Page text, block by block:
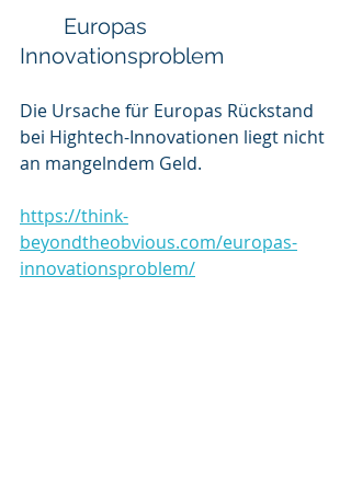
Innovationsproblem
Die Ursache für Europas Rückstand
bei Hightech-Innovationen liegt nicht
an mangelndem Geld.
https://think-
beyondtheobvious.com/europas-
innovationsproblem/